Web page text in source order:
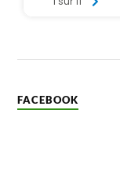
FACEBOOK